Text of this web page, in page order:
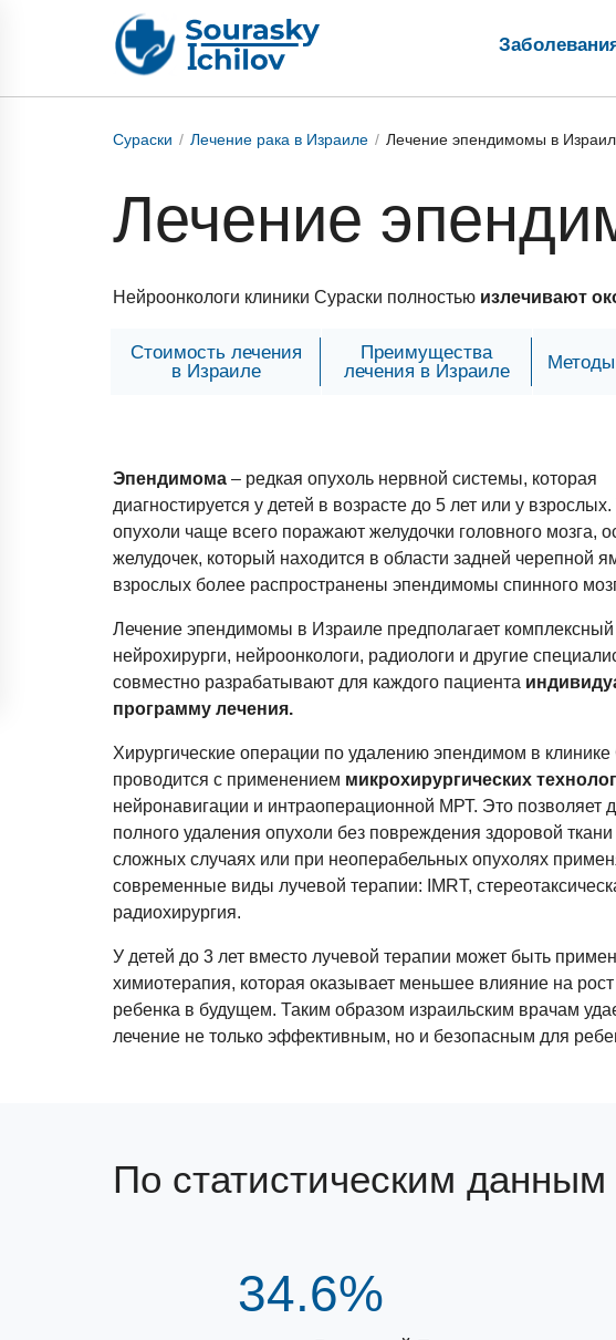
Сураски Лечение рака в Израиле Лечение эпендимомы в
Лечение
Нейроонкологи клиники Сураски полностью излечивают
Стоимость лечения
в Израиле
Преимущества
лечения в Израиле
Методы
Эпендимома – редкая опухоль нервной системы, которая
диагностируется у детей в возрасте до 5 лет или у взрослых.
опухоли чаще всего поражают желудочки головного мозга,
желудочек, который находится в области задней черепной
взрослых более распространены эпендимомы спинного
Лечение эпендимомы в Израиле предполагает комплексный
нейрохирурги, нейроонкологи, радиологи и другие
совместно разрабатывают для каждого пациента
программу лечения.
Хирургические операции по удалению эпендимом в клинике
проводится с применением микрохирургических
нейронавигации и интраоперационной МРТ. Это позволяет
полного удаления опухоли без повреждения здоровой
сложных случаях или при неоперабельных опухолях
современные виды лучевой терапии: IMRT,
радиохирургия.
У детей до 3 лет вместо лучевой терапии может быть
химиотерапия, которая оказывает меньшее влияние на
ребенка в будущем. Таким образом израильским врачам
лечение не только эффективным, но и безопасным для
По статистическим
34.6%